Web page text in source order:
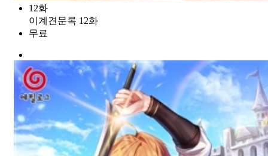
12화
이계견문록 12화
무료